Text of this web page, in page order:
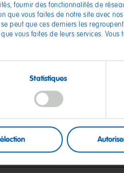
fournir des fonctionnalités de
que vous faites de notre site avec
peut que ces derniers les
vous faites de leurs services. Vous
Statistiques
nutritionnelles
grasses
gras saturés